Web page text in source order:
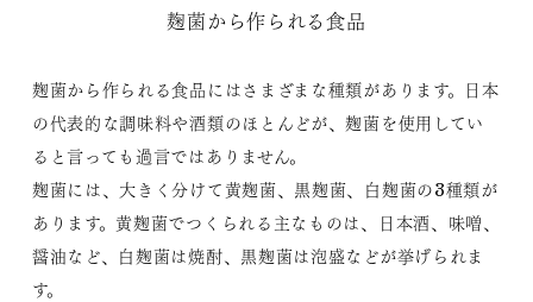
麹菌から作られる食品
麹菌から作られる食品にはさまざまな種類があります。日本
の代表的な調味料や酒類のほとんどが、麹菌を使用してい
ると言っても過言ではありません。
麹菌には、大きく分けて黄麹菌、黒麹菌、白麹菌の3種類が
あります。黄麹菌でつくられる主なものは、日本酒、味噌、
醤油など、白麹菌は焼酎、黒麹菌は泡盛などが挙げられま
す。